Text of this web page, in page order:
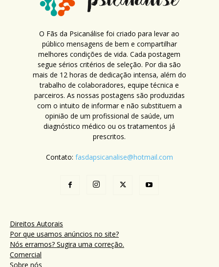
O Fãs da Psicanálise foi criado para levar ao
público mensagens de bem e compartilhar
melhores condições de vida. Cada postagem
segue sérios critérios de seleção. Por dia são
mais de 12 horas de dedicação intensa, além do
trabalho de colaboradores, equipe técnica e
parceiros. As nossas postagens são produzidas
com o intuito de informar e não substituem a
opinião de um profissional de saúde, um
diagnóstico médico ou os tratamentos já
prescritos.
Contato: fasdapsicanalise@hotmail.com
Direitos Autorais
Por que usamos anúncios no site?
Nós erramos? Sugira uma correção.
Comercial
Sobre nós